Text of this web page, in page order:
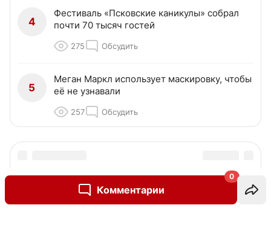
Комментарии
0
4
Фестиваль «Псковские каникулы» собрал
почти 70 тысяч гостей
275 Обсудить
5
Меган Маркл использует маскировку, чтобы
её не узнавали
257 Обсудить